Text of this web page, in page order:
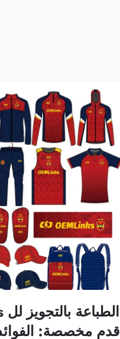
قدم مخصصة: